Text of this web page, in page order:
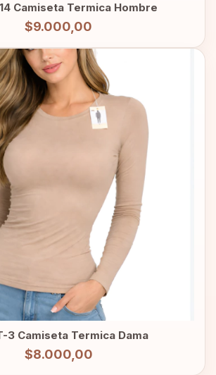
Camiseta Termica Hombre
$9.000,00
3 Camiseta Termica Dama
$8.000,00